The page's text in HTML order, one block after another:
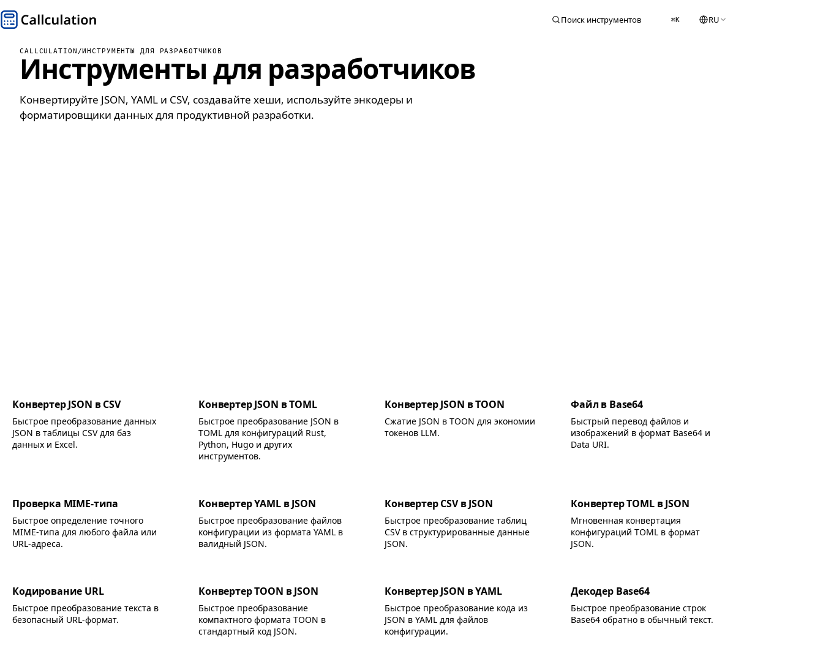
Поиск инструментов ⌘K RU
CALLCULATION /ИНСТРУМЕНТЫ ДЛЯ РАЗРАБОТЧИКОВ
Инструменты для разработчиков
Конвертируйте JSON, YAML и CSV, создавайте хеши, используйте энкодеры и
форматировщики данных для продуктивной разработки.
Конвертер JSON в CSV
Быстрое преобразование данных
JSON в таблицы CSV для баз
данных и Excel.
Конвертер JSON в TOML
Быстрое преобразование JSON в
TOML для конфигураций Rust,
Python, Hugo и других
инструментов.
Конвертер JSON в TOON
Сжатие JSON в TOON для экономии
токенов LLM.
Файл в Base64
Быстрый перевод файлов и
изображений в формат Base64 и
Data URI.
Проверка MIME-типа
Быстрое определение точного
MIME-типа для любого файла или
URL-адреса.
Конвертер YAML в JSON
Быстрое преобразование файлов
конфигурации из формата YAML в
валидный JSON.
Конвертер CSV в JSON
Быстрое преобразование таблиц
CSV в структурированные данные
JSON.
Конвертер TOML в JSON
Мгновенная конвертация
конфигураций TOML в формат
JSON.
Кодирование URL
Быстрое преобразование текста в
безопасный URL-формат.
Конвертер TOON в JSON
Быстрое преобразование
компактного формата TOON в
стандартный код JSON.
Конвертер JSON в YAML
Быстрое преобразование кода из
JSON в YAML для файлов
конфигурации.
Декодер Base64
Быстрое преобразование строк
Base64 обратно в обычный текст.